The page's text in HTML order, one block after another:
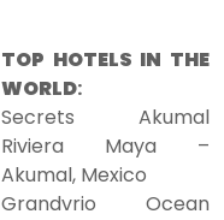
TOP HOTELS IN THE
WORLD:
Secrets Akumal
Riviera Maya –
Akumal, Mexico
Grandvrio Ocean